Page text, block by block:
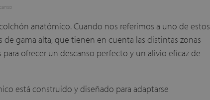
anatómico. Cuando nos referimos a uno de estos
gama alta, que tienen en cuenta las distintas zonas
ofrecer un descanso perfecto y un alivio eficaz de
está construido y diseñado para adaptarse